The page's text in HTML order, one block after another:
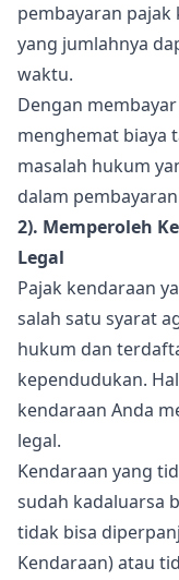
pembayaran pajak
yang jumlahnya
waktu.
Dengan
menghemat biaya
masalah hukum
dalam
2). Memperoleh
Legal
Pajak kendaraan
salah satu syarat
hukum dan
kependudukan.
kendaraan Anda
legal.
Kendaraan yang
sudah kadaluarsa
tidak bisa
Kendaraan) atau